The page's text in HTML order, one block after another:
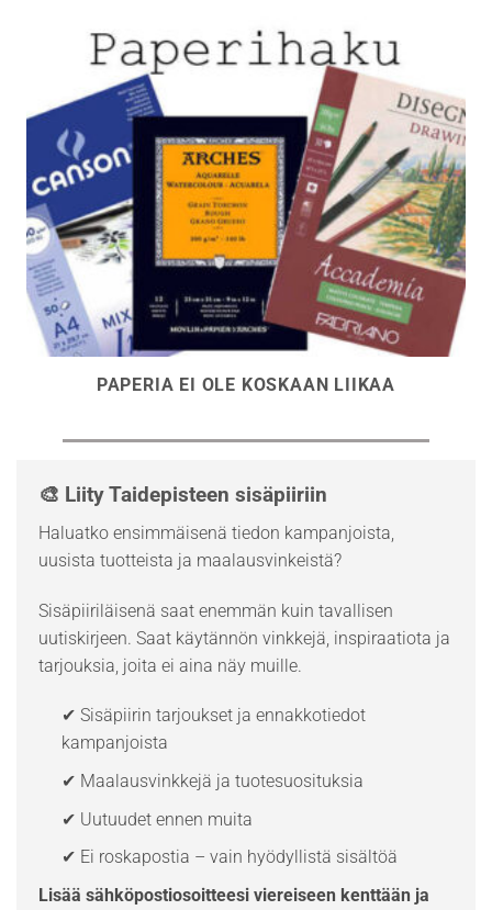
PAPERIA EI OLE KOSKAAN LIIKAA
🎨 Liity Taidepisteen sisäpiiriin
Haluatko ensimmäisenä tiedon kampanjoista,
uusista tuotteista ja maalausvinkeistä?
Sisäpiiriläisenä saat enemmän kuin tavallisen
uutiskirjeen. Saat käytännön vinkkejä, inspiraatiota ja
tarjouksia, joita ei aina näy muille.
✔ Sisäpiirin tarjoukset ja ennakkotiedot
kampanjoista
✔ Maalausvinkkejä ja tuotesuosituksia
✔ Uutuudet ennen muita
✔ Ei roskapostia – vain hyödyllistä sisältöä
Lisää sähköpostiosoitteesi viereiseen kenttään ja